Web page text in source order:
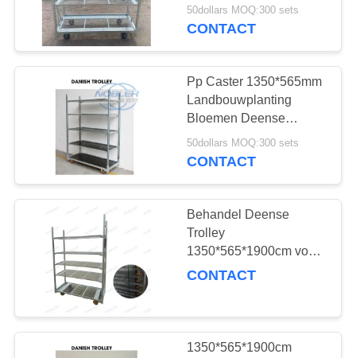
KWALITEITSCONTROLE
NEEM
CONTACT
NIEUWS
VRAAG
EEN
OFFERTE
Deense
Karretjeplanken
31
Deense Container
18
50dollars MOQ:300 sets
CONTACT
Pp Caster 1350*565mm
Landbouwplanting
Bloemen Deense
plantenwagen
50dollars MOQ:300 sets
CONTACT
Behandel Deense
Trolley
1350*565*1900cm voor
Gestroomlijnde
CONTACT
1350*565*1900cm